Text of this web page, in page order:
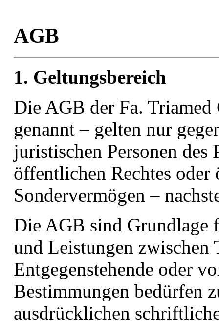
AGB
1. Geltungsbereich
Die AGB der Fa. Triamed
genannt – gelten nur
juristischen Personen des
öffentlichen Rechtes
Sondervermögen –
Die AGB sind Grundlage
und Leistungen zwischen
Entgegenstehende oder
Bestimmungen bedürfen
ausdrücklichen